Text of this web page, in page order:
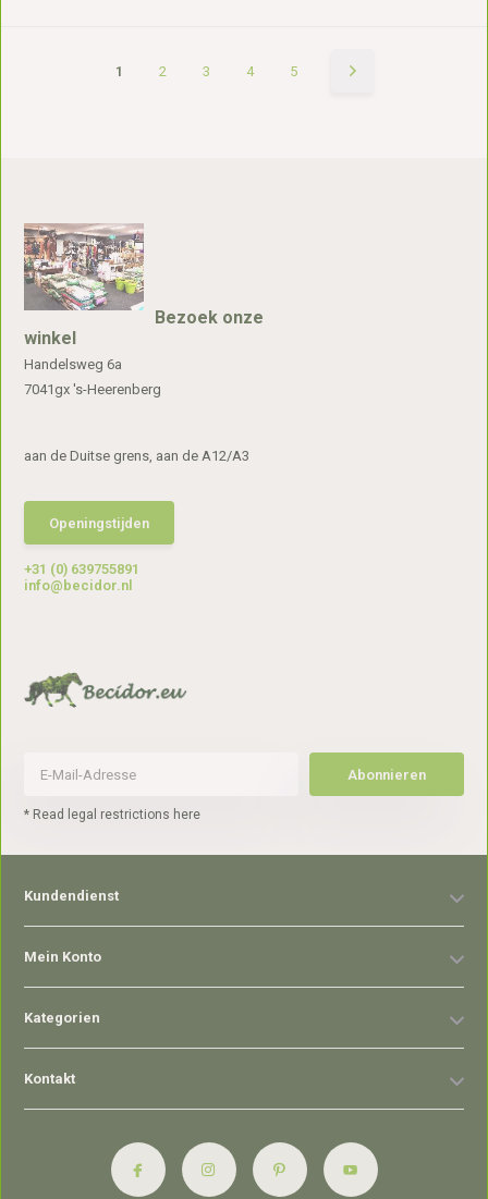
1 2 3 4 5
Bezoek onze
winkel
Handelsweg 6a
7041gx 's-Heerenberg
aan de Duitse grens, aan de A12/A3
Openingstijden
+31 (0) 639755891
info@becidor.nl
Abonnieren
* Read legal restrictions here
Kundendienst
Mein Konto
Kategorien
Kontakt